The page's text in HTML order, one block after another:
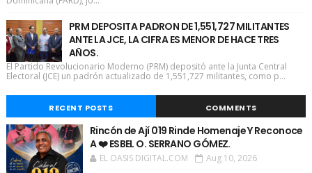
PRM DEPOSITA PADRON DE 1,551,727 MILITANTES
ANTE LA JCE, LA CIFRA ES MENOR DE HACE TRES
AÑOS.
El Partido Revolucionario Moderno (PRM) depositó ante la Junta Central
Electoral (JCE) un padrón actualizado de 1,551,727 militantes, como p...
RECENT POSTS COMMENTS
Rincón de Ají 019 Rinde Homenaje Y Reconoce
A ❤️ ESBEL O. SERRANO GÓMEZ.
EL OASIS DIGITAL.COM Aug 10, 2026